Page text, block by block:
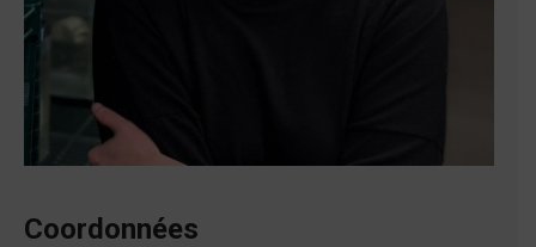
Coordonnées